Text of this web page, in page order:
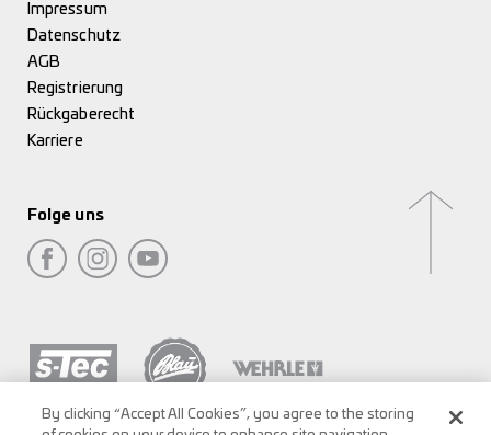
Impressum
Datenschutz
AGB
Registrierung
Rückgaberecht
Karriere
Folge uns
By clicking “Accept All Cookies”, you agree to the storing